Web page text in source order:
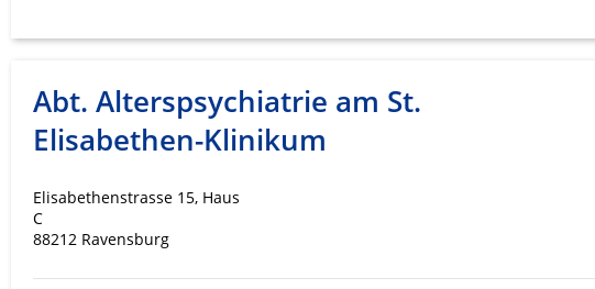
Abt. Alterspsychiatrie am St.
Elisabethen-Klinikum
Elisabethenstrasse 15, Haus
C
88212 Ravensburg